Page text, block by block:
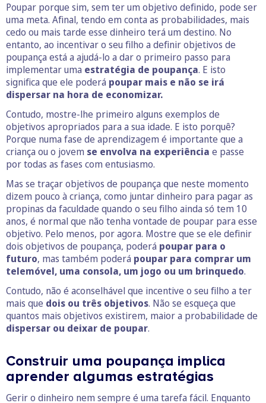
Poupar porque sim, sem ter um objetivo definido, pode ser
uma meta. Afinal, tendo em conta as probabilidades, mais
cedo ou mais tarde esse dinheiro terá um destino. No
entanto, ao incentivar o seu filho a definir objetivos de
poupança está a ajudá-lo a dar o primeiro passo para
implementar uma estratégia de poupança. E isto
significa que ele poderá poupar mais e não se irá
dispersar na hora de economizar.
Contudo, mostre-lhe primeiro alguns exemplos de
objetivos apropriados para a sua idade. E isto porquê?
Porque numa fase de aprendizagem é importante que a
criança ou o jovem se envolva na experiência e passe
por todas as fases com entusiasmo.
Mas se traçar objetivos de poupança que neste momento
dizem pouco à criança, como juntar dinheiro para pagar as
propinas da faculdade quando o seu filho ainda só tem 10
anos, é normal que não tenha vontade de poupar para esse
objetivo. Pelo menos, por agora. Mostre que se ele definir
dois objetivos de poupança, poderá poupar para o
futuro, mas também poderá poupar para comprar um
telemóvel, uma consola, um jogo ou um brinquedo.
Contudo, não é aconselhável que incentive o seu filho a ter
mais que dois ou três objetivos. Não se esqueça que
quantos mais objetivos existirem, maior a probabilidade de
dispersar ou deixar de poupar.
Construir uma poupança implica
aprender algumas estratégias
Gerir o dinheiro nem sempre é uma tarefa fácil. Enquanto